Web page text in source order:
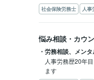
・徳島県会360402)
社会保険労務士 人事
悩み相談・カウ
・労務相談、メン
人事労務歴20年
ます